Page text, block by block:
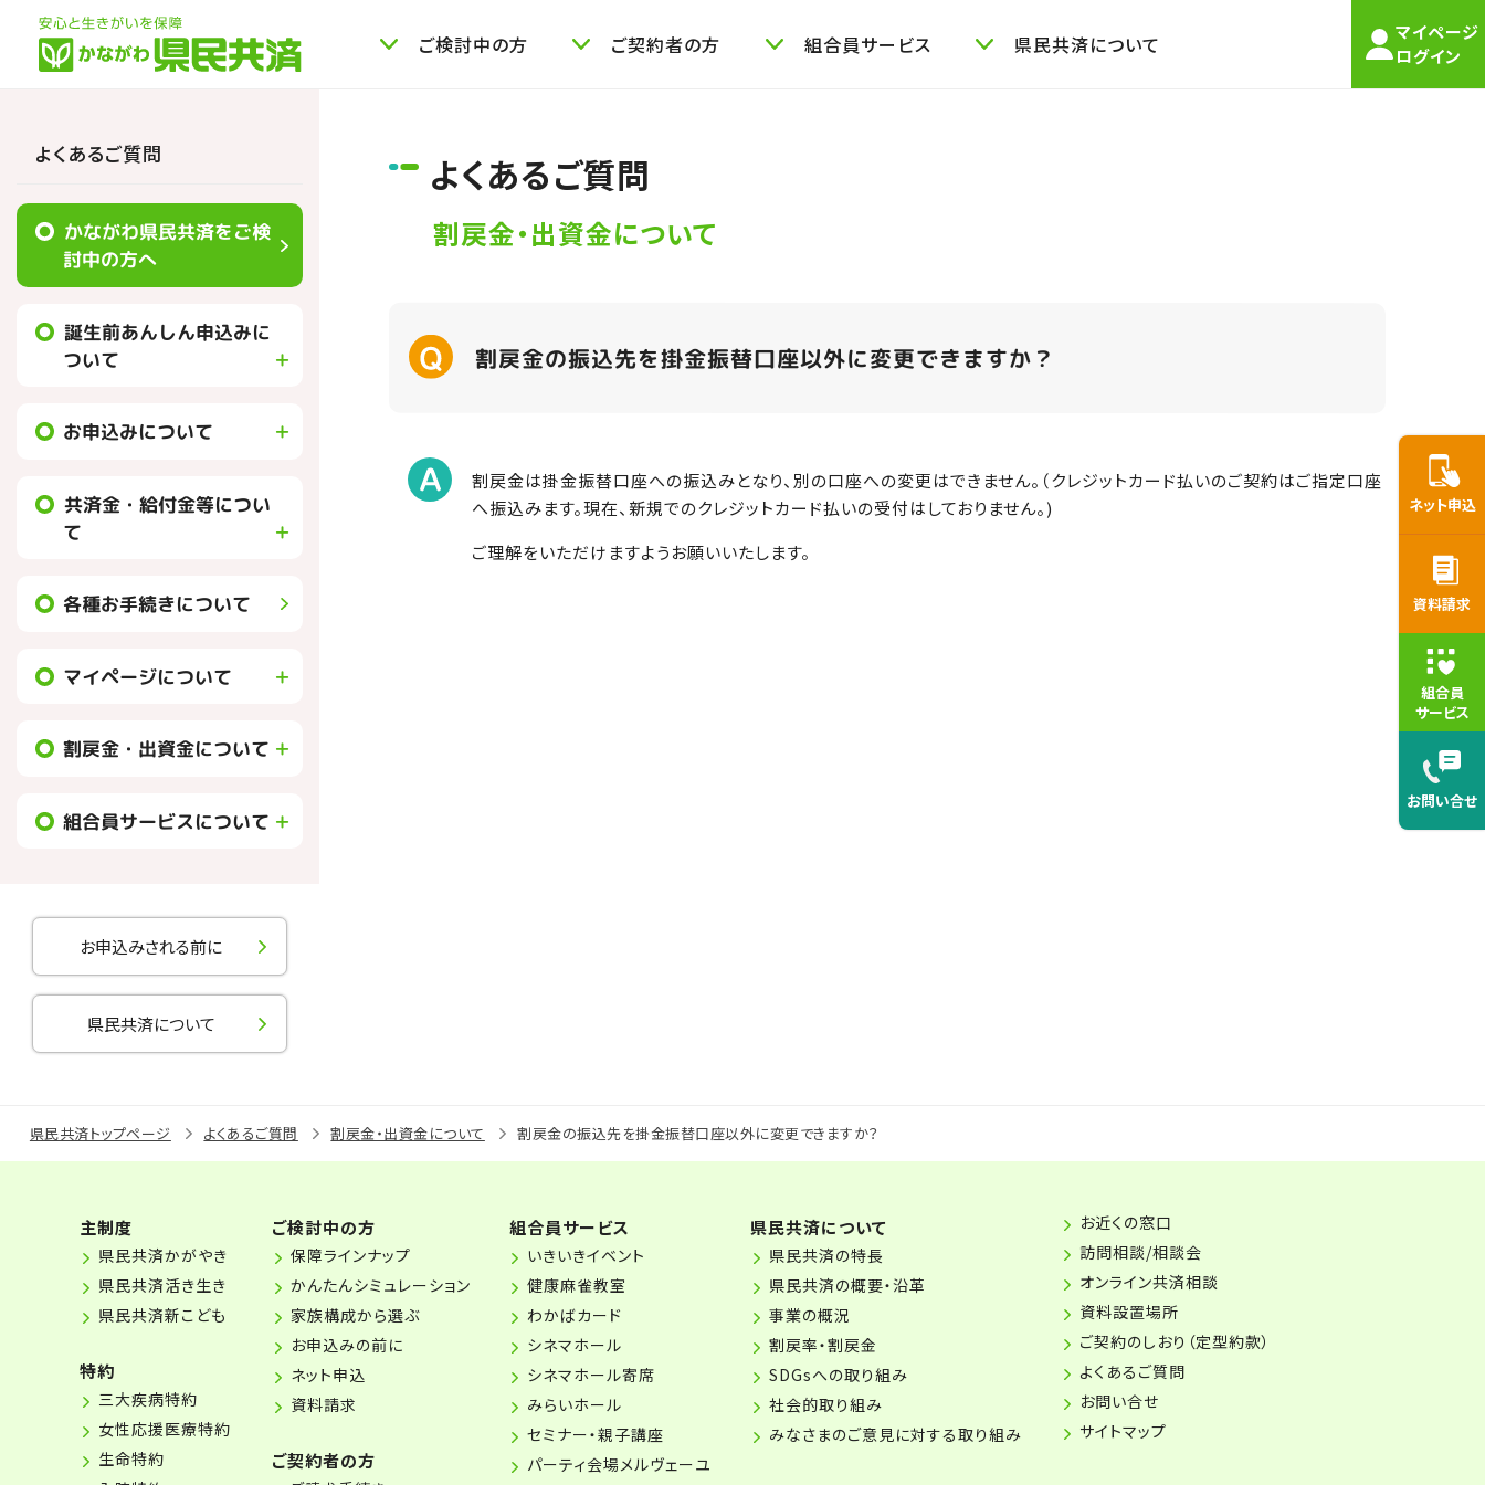
ご検討中の方 ご契約者の方 組合員サービス 県民共済について
マイページ
ログイン
ネット申込
資料請求
組合員
サービス
お問い合せ
よくあるご質問
かながわ県民共済をご検
討中の方へ
誕生前あんしん申込みに
ついて
お申込みについて
共済金・給付金等につい
て
各種お手続きについて
マイページについて
割戻金・出資金について
組合員サービスについて
お申込みされる前に
県民共済について
よくあるご質問
割戻金・出資金について
割戻金の振込先を掛金振替口座以外に変更できますか？
割戻金は掛金振替口座への振込みとなり、別の口座への変更はできません。（クレジットカード払いのご契約はご指定口座
へ振込みます。現在、新規でのクレジットカード払いの受付はしておりません。)
ご理解をいただけますようお願いいたします。
県民共済トップページ よくあるご質問 割戻金・出資金について 割戻金の振込先を掛金振替口座以外に変更できますか？
主制度
県民共済かがやき
県民共済活き生き
県民共済新こども
特約
三大疾病特約
女性応援医療特約
生命特約
ご検討中の方
保障ラインナップ
かんたんシミュレーション
家族構成から選ぶ
お申込みの前に
ネット申込
資料請求
ご契約者の方
組合員サービス
いきいきイベント
健康麻雀教室
わかばカード
シネマホール
シネマホール寄席
みらいホール
セミナー・親子講座
パーティ会場メルヴェーユ
県民共済について
県民共済の特長
県民共済の概要・沿革
事業の概況
割戻率・割戻金
SDGsへの取り組み
社会的取り組み
みなさまのご意見に対する取り組み
お近くの窓口
訪問相談/相談会
オンライン共済相談
資料設置場所
ご契約のしおり（定型約款）
よくあるご質問
お問い合せ
サイトマップ